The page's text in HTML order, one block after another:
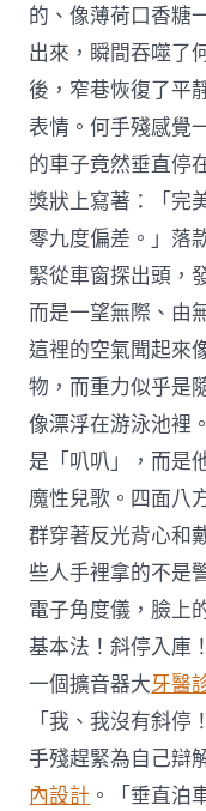
的、像薄荷口香糖
出來，瞬間吞噬了
後，窄巷恢復了平
表情。何手殘感覺
的車子竟然垂直停
獎狀上寫著：「
零九度偏差。」落
緊從車窗探出頭，
而是一望無際、由
這裡的空氣聞起來
物，而重力似乎是
像漂浮在游泳池裡
是「叭叭」，而是
魔性兒歌。四面八
群穿著反光背心和
些人手裡拿的不是
電子角度儀，臉上
基本法！斜停入庫
一個擴音器大牙醫
「我、我沒有斜
手殘趕緊為自己辯
內設計 。「垂直泊